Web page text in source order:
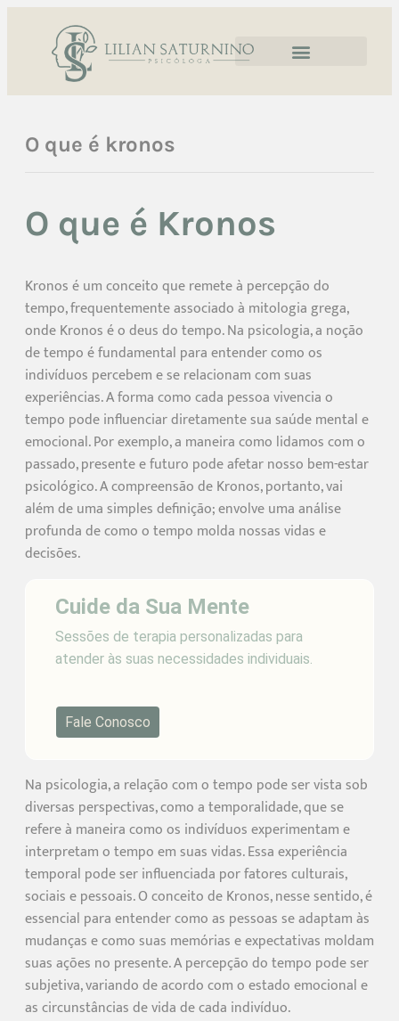
O que é kronos
O que é Kronos
Kronos é um conceito que remete à percepção do
tempo, frequentemente associado à mitologia grega,
onde Kronos é o deus do tempo. Na psicologia, a noção
de tempo é fundamental para entender como os
indivíduos percebem e se relacionam com suas
experiências. A forma como cada pessoa vivencia o
tempo pode influenciar diretamente sua saúde mental e
emocional. Por exemplo, a maneira como lidamos com o
passado, presente e futuro pode afetar nosso bem-estar
psicológico. A compreensão de Kronos, portanto, vai
além de uma simples definição; envolve uma análise
profunda de como o tempo molda nossas vidas e
decisões.
Cuide da Sua Mente
Sessões de terapia personalizadas para
atender às suas necessidades individuais.
Fale Conosco
Na psicologia, a relação com o tempo pode ser vista sob
diversas perspectivas, como a temporalidade, que se
refere à maneira como os indivíduos experimentam e
interpretam o tempo em suas vidas. Essa experiência
temporal pode ser influenciada por fatores culturais,
sociais e pessoais. O conceito de Kronos, nesse sentido, é
essencial para entender como as pessoas se adaptam às
mudanças e como suas memórias e expectativas moldam
suas ações no presente. A percepção do tempo pode ser
subjetiva, variando de acordo com o estado emocional e
as circunstâncias de vida de cada indivíduo.